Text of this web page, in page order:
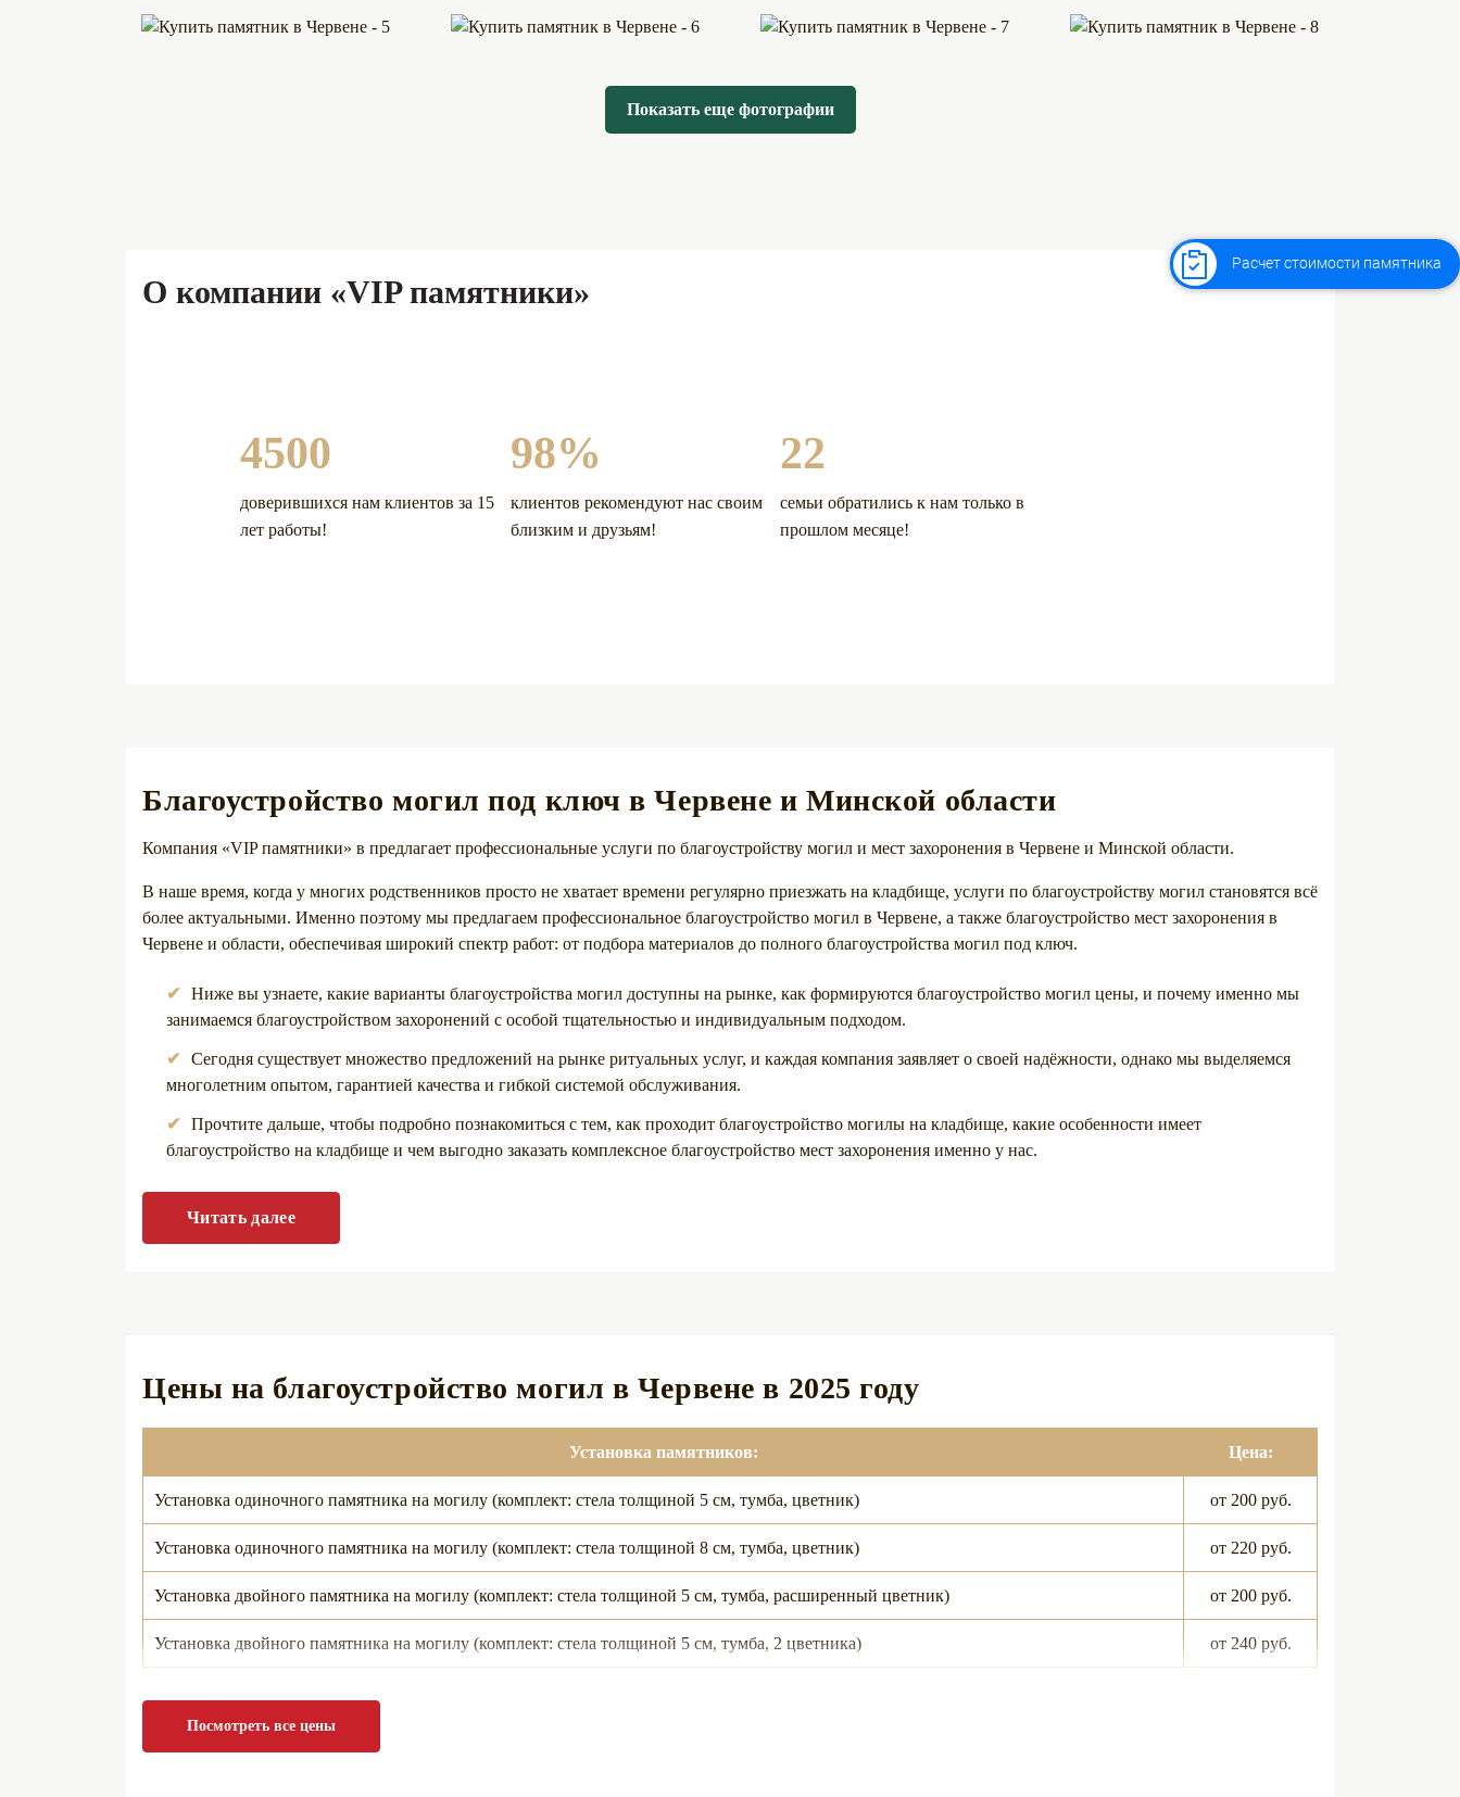
Показать еще фотографии
О компании «VIP памятники»
4500
доверившихся нам клиентов за 15
лет работы!
98%
клиентов рекомендуют нас своим
близким и друзьям!
22
семьи обратились к нам только в
прошлом месяце!
Благоустройство могил под ключ в Червене и Минской области
Компания «VIP памятники» в предлагает профессиональные услуги по благоустройству могил и мест захоронения в Червене и Минской области.
В наше время, когда у многих родственников просто не хватает времени регулярно приезжать на кладбище, услуги по благоустройству могил становятся всё
более актуальными. Именно поэтому мы предлагаем профессиональное благоустройство могил в Червене, а также благоустройство мест захоронения в
Червене и области, обеспечивая широкий спектр работ: от подбора материалов до полного благоустройства могил под ключ.
Ниже вы узнаете, какие варианты благоустройства могил доступны на рынке, как формируются благоустройство могил цены, и почему именно мы
занимаемся благоустройством захоронений с особой тщательностью и индивидуальным подходом.
Сегодня существует множество предложений на рынке ритуальных услуг, и каждая компания заявляет о своей надёжности, однако мы выделяемся
многолетним опытом, гарантией качества и гибкой системой обслуживания.
Прочтите дальше, чтобы подробно познакомиться с тем, как проходит благоустройство могилы на кладбище, какие особенности имеет
благоустройство на кладбище и чем выгодно заказать комплексное благоустройство мест захоронения именно у нас.
Читать далее
Цены на благоустройство могил в Червене в 2025 году
Установка памятников: Цена:
Установка одиночного памятника на могилу (комплект: стела толщиной 5 см, тумба, цветник) от 200 руб.
Установка одиночного памятника на могилу (комплект: стела толщиной 8 см, тумба, цветник) от 220 руб.
Установка двойного памятника на могилу (комплект: стела толщиной 5 см, тумба, расширенный цветник) от 200 руб.
Установка двойного памятника на могилу (комплект: стела толщиной 5 см, тумба, 2 цветника) от 240 руб.
Установка двойного памятника на могилу (комплект: стела толщиной 8 см, тумба, 2 цветника)
Посмотреть все цены
Расчет стоимости памятника